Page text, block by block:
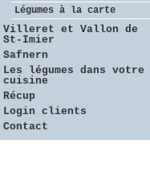
Légumes à la carte
Villeret et Vallon de
St-Imier
Safnern
Les légumes dans votre
cuisine
Récup
Login clients
Contact